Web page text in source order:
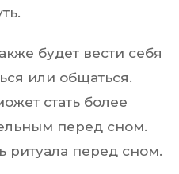
будет вести себя
или общаться.
стать более
перед сном.
ритуала перед сном.